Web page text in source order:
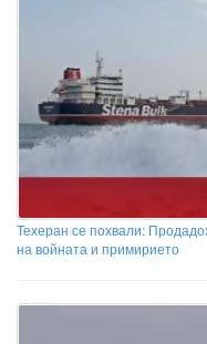
Техеран се похвали:
на войната и примирието